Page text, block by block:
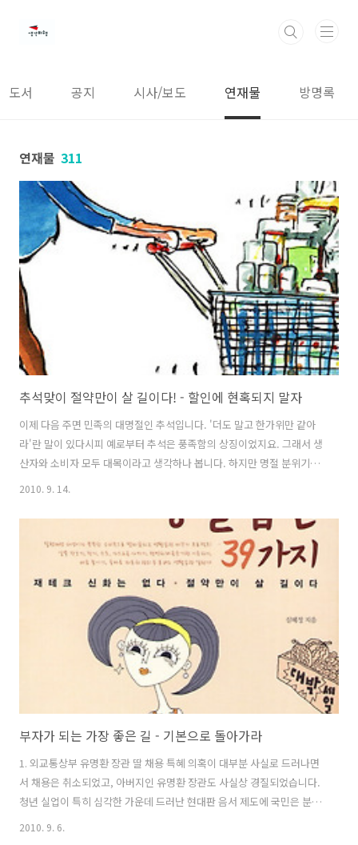
도서 공지 시사/보도 연재물 방명록
연재물 311
추석맞이 절약만이 살 길이다! - 할인에 현혹되지 말자
이제 다음 주면 민족의 대명절인 추석입니다. '더도 말고 한가위만 같아
라'란 말이 있다시피 예로부터 추석은 풍족함의 상징이었지요. 그래서 생
산자와 소비자 모두 대목이라고 생각하나 봅니다. 하지만 명절 분위기에
휩쓸리기 십상인 이런 때 낭비가 발생하기 쉽죠. "전 일주일에 한 번만 장
때문에 정말 저렴한 가격에 물건을 살 수 있거든요. 그리고 하나 살 가격
에 두 개를 살 수 있는 1+1 상품 코너도 애용하고 있어요. 또한 장을 볼 때
는 마트에서 발급하는 포인트카드를 꼭 챙겨가요. 물건을 다 산 다음에
포인트카드를 내면 일정 금액을 적립해주거든요. 그러면 이 포인트로 나
중에 물건을 살 수 있답니다. 마지막으로 하나 덧붙여서 말하고 싶은..
2010. 9. 14.
부자가 되는 가장 좋은 길 - 기본으로 돌아가라
1. 외교통상부 유명환 장관 딸 채용 특혜 의혹이 대부분 사실로 드러나면
서 채용은 취소되었고, 아버지인 유명환 장관도 사실상 경질되었습니다.
청년 실업이 특히 심각한 가운데 드러난 현대판 음서 제도에 국민은 분노
하고 있습니다. 국민의 공복 노릇을 하라고 자리에 앉혀놨더니 기본을 망
2010. 9. 6.